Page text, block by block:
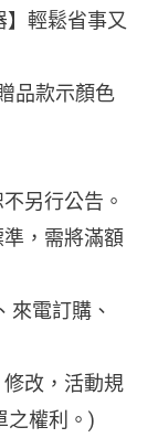
】輕鬆省事又
品款示顏色
另行公告。
，需將滿額
來電訂購、
改，活動規
之權利。)